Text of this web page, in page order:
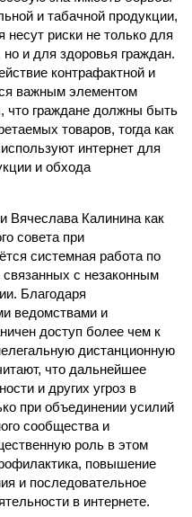
и табачной продукции,
риски не только для
и для здоровья граждан.
контрафактной и
важным элементом
что граждане должны быть
товаров, тогда как
интернет для
и обхода
Вячеслава Калинина как
совета при
системная работа по
с незаконным
Благодаря
ведомствами и
доступ более чем к
дистанционную
что дальнейшее
и других угроз в
при объединении усилий
сообщества и
роль в этом
повышение
и последовательное
в интернете.